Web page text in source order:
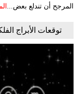
المرجح أن تندلع بعض...
توقعات الأبراج الفلكية اليوم